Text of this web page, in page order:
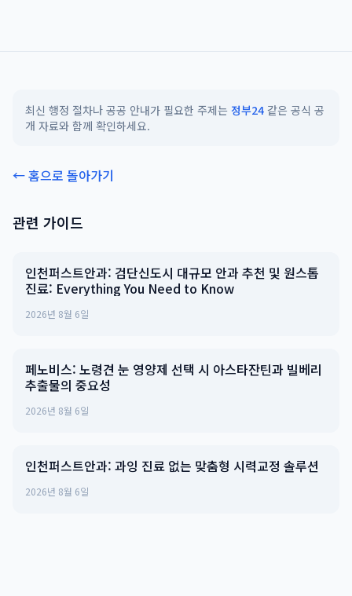
최신 행정 절차나 공공 안내가 필요한 주제는 정부24 같은 공식 공
개 자료와 함께 확인하세요.
← 홈으로 돌아가기
관련 가이드
인천퍼스트안과: 검단신도시 대규모 안과 추천 및 원스톱
진료: Everything You Need to Know
2026년 8월 6일
페노비스: 노령견 눈 영양제 선택 시 아스타잔틴과 빌베리
추출물의 중요성
2026년 8월 6일
인천퍼스트안과: 과잉 진료 없는 맞춤형 시력교정 솔루션
2026년 8월 6일